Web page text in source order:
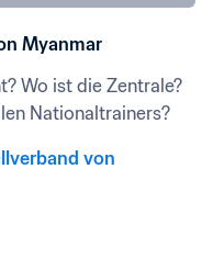
Myanmar
Wo ist die Zentrale?
Nationaltrainers?
von